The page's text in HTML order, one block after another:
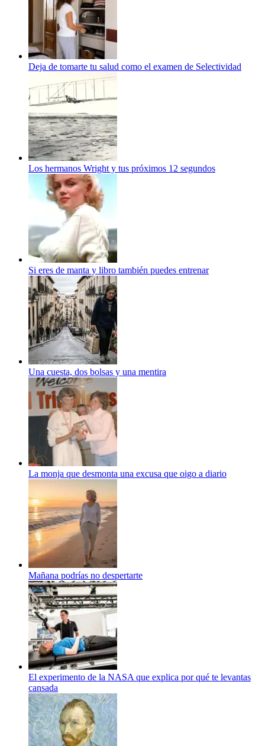
Deja de tomarte tu salud como el examen de Selectividad
Los hermanos Wright y tus próximos 12 segundos
Si eres de manta y libro también puedes entrenar
Una cuesta, dos bolsas y una mentira
La monja que desmonta una excusa que oigo a diario
Mañana podrías no despertarte
El experimento de la NASA que explica por qué te levantas
cansada